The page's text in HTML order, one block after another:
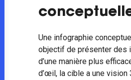
Une infographie
objectif de présenter des
d’une manière plus
d’œil, la cible a une vision